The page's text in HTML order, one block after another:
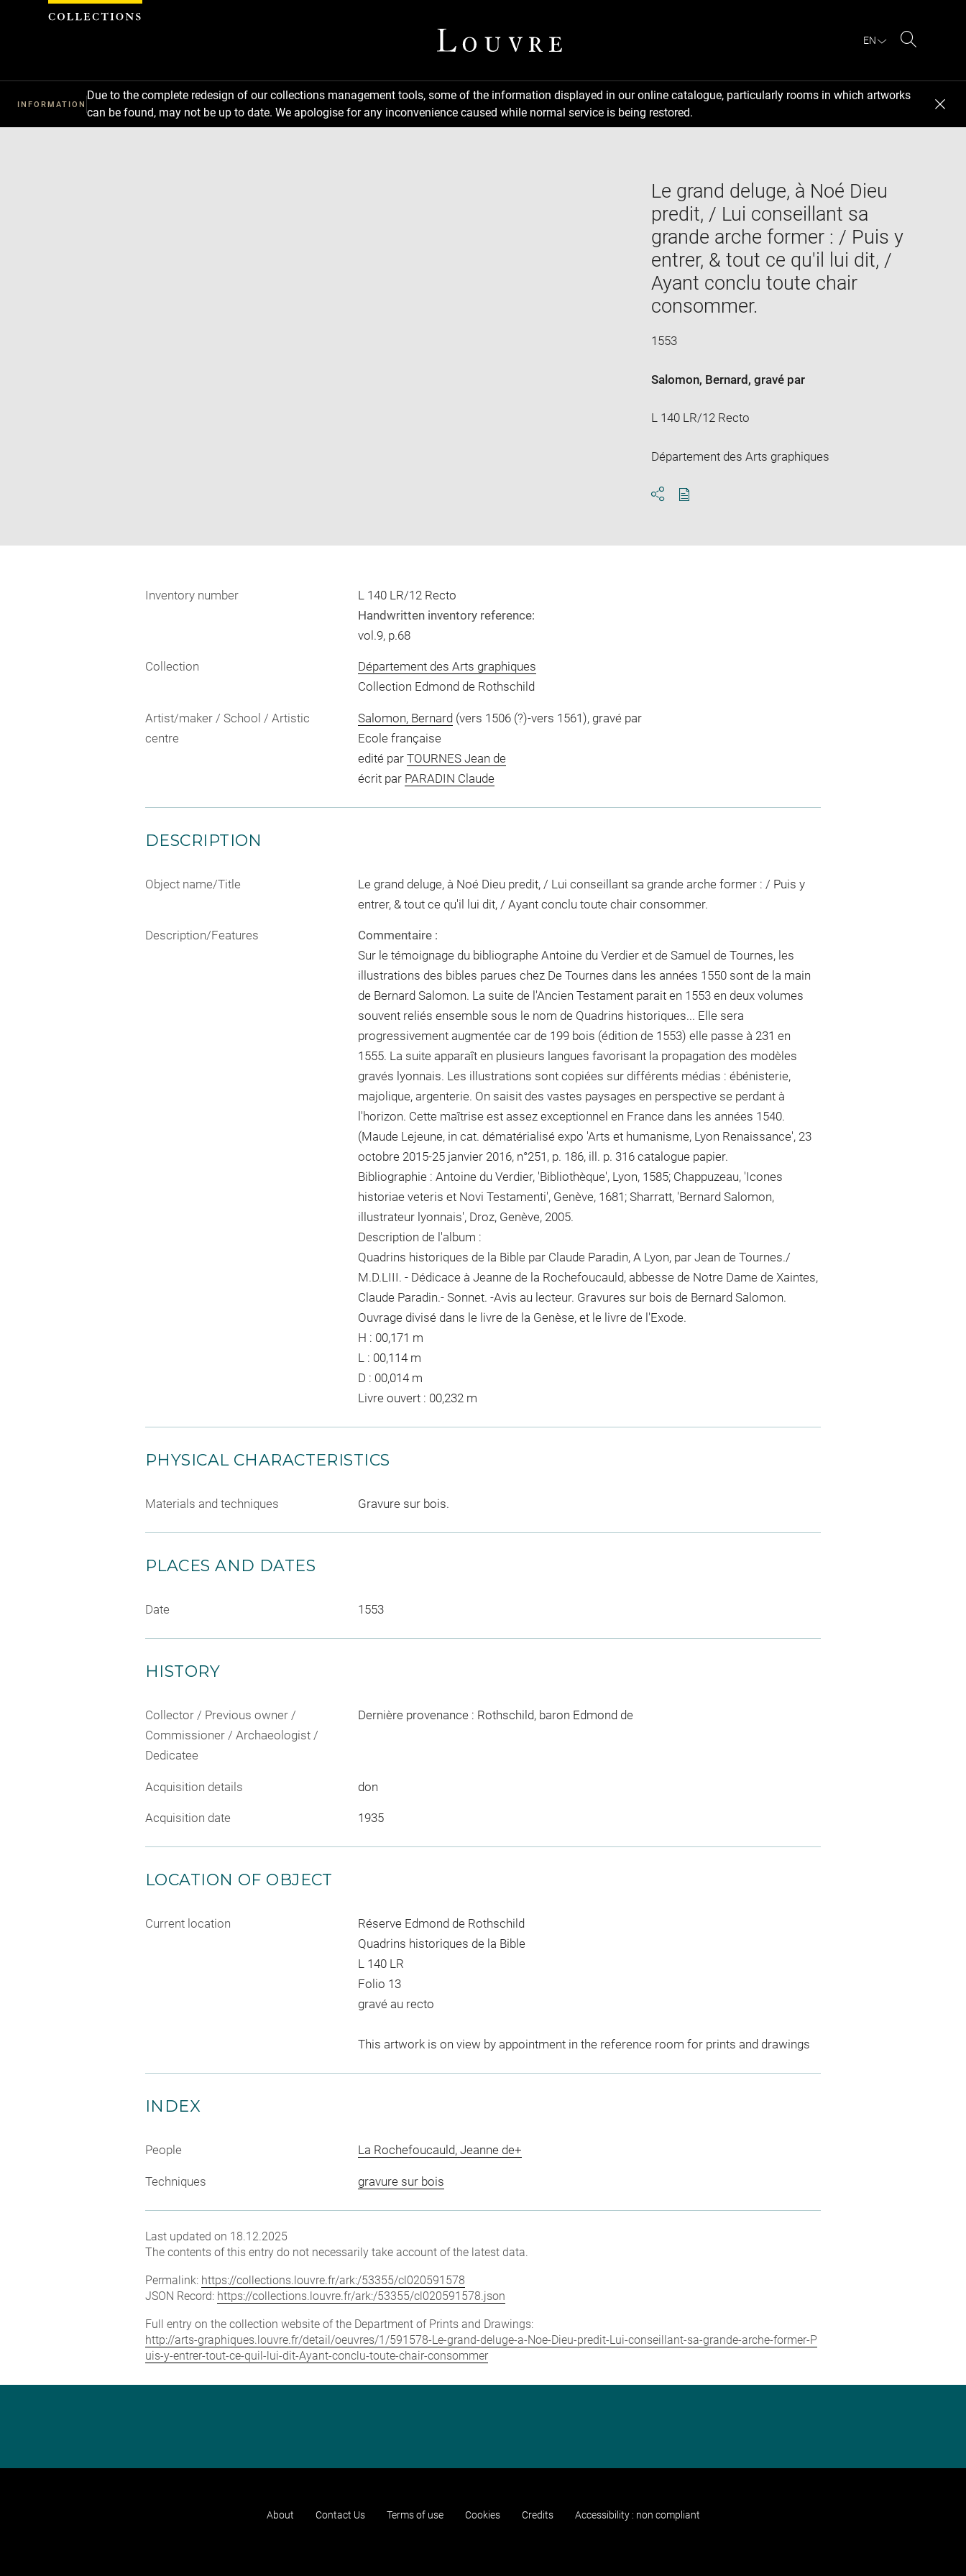
EN
INFORMATION
Due to the complete redesign of our collections management tools, some of the information displayed in our online catalogue, particularly rooms in which artworks
can be found, may not be up to date. We apologise for any inconvenience caused while normal service is being restored.
Le grand deluge, à Noé Dieu
predit, / Lui conseillant sa
grande arche former : / Puis y
entrer, & tout ce qu'il lui dit, /
Ayant conclu toute chair
consommer.
1553
Salomon, Bernard, gravé par
L 140 LR/12 Recto
Département des Arts graphiques
Inventory number
L 140 LR/12 Recto
Handwritten inventory reference:
vol.9, p.68
Collection
Département des Arts graphiques
Collection Edmond de Rothschild
Artist/maker / School / Artistic
centre
Salomon, Bernard(vers 1506 (?)-vers 1561), gravé par
Ecole française
edité par TOURNES Jean de
écrit par PARADIN Claude
DESCRIPTION
Object name/Title
Le grand deluge, à Noé Dieu predit, / Lui conseillant sa grande arche former : / Puis y
entrer, & tout ce qu'il lui dit, / Ayant conclu toute chair consommer.
Description/Features
Commentaire :
Sur le témoignage du bibliographe Antoine du Verdier et de Samuel de Tournes, les
illustrations des bibles parues chez De Tournes dans les années 1550 sont de la main
de Bernard Salomon. La suite de l'Ancien Testament parait en 1553 en deux volumes
souvent reliés ensemble sous le nom de Quadrins historiques... Elle sera
progressivement augmentée car de 199 bois (édition de 1553) elle passe à 231 en
1555. La suite apparaît en plusieurs langues favorisant la propagation des modèles
gravés lyonnais. Les illustrations sont copiées sur différents médias : ébénisterie,
majolique, argenterie. On saisit des vastes paysages en perspective se perdant à
l'horizon. Cette maîtrise est assez exceptionnel en France dans les années 1540.
(Maude Lejeune, in cat. dématérialisé expo 'Arts et humanisme, Lyon Renaissance', 23
octobre 2015-25 janvier 2016, n°251, p. 186, ill. p. 316 catalogue papier.
Bibliographie : Antoine du Verdier, 'Bibliothèque', Lyon, 1585; Chappuzeau, 'Icones
historiae veteris et Novi Testamenti', Genève, 1681; Sharratt, 'Bernard Salomon,
illustrateur lyonnais', Droz, Genève, 2005.
Description de l'album :
Quadrins historiques de la Bible par Claude Paradin, A Lyon, par Jean de Tournes./
M.D.LIII. - Dédicace à Jeanne de la Rochefoucauld, abbesse de Notre Dame de Xaintes,
Claude Paradin.- Sonnet. -Avis au lecteur. Gravures sur bois de Bernard Salomon.
Ouvrage divisé dans le livre de la Genèse, et le livre de l'Exode.
H : 00,171 m
L : 00,114 m
D : 00,014 m
Livre ouvert : 00,232 m
PHYSICAL CHARACTERISTICS
Materials and techniques Gravure sur bois.
PLACES AND DATES
Date 1553
HISTORY
Collector / Previous owner /
Commissioner / Archaeologist /
Dedicatee
Dernière provenance : Rothschild, baron Edmond de
Acquisition details don
Acquisition date 1935
LOCATION OF OBJECT
Current location
Réserve Edmond de Rothschild
Quadrins historiques de la Bible
L 140 LR
Folio 13
gravé au recto
This artwork is on view by appointment in the reference room for prints and drawings
INDEX
People La Rochefoucauld, Jeanne de+
Techniques gravure sur bois
Last updated on 18.12.2025
The contents of this entry do not necessarily take account of the latest data.
Permalink: https://collections.louvre.fr/ark:/53355/cl020591578
JSON Record: https://collections.louvre.fr/ark:/53355/cl020591578.json
Full entry on the collection website of the Department of Prints and Drawings:
http://arts-graphiques.louvre.fr/detail/oeuvres/1/591578-Le-grand-deluge-a-Noe-Dieu-predit-Lui-conseillant-sa-grande-arche-former-P
uis-y-entrer-tout-ce-quil-lui-dit-Ayant-conclu-toute-chair-consommer
About Contact Us Terms of use Cookies Credits Accessibility : non compliant
Cookies management panel